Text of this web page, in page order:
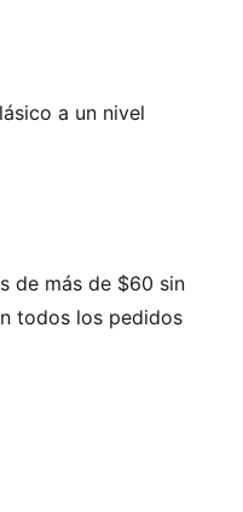
a un nivel
original llegó
y, desde
icónicas de
con empeine de
de la marca
de más de $60 sin
todos los pedidos